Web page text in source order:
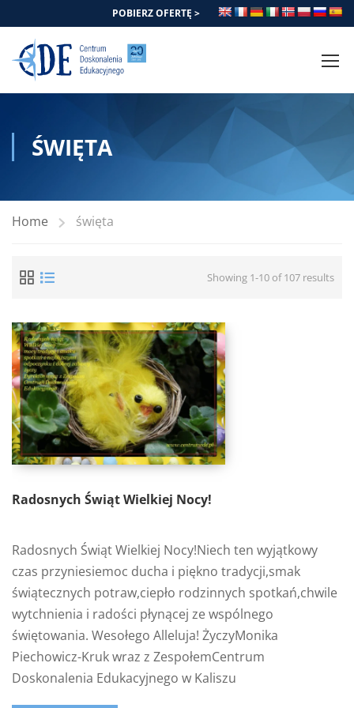
POBIERZ OFERTĘ >
ŚWIĘTA
Home święta
Showing 1-10 of 107 results
Radosnych Świąt Wielkiej Nocy!
Radosnych Świąt Wielkiej Nocy!Niech ten wyjątkowy
czas przyniesiemoc ducha i piękno tradycji,smak
świątecznych potraw,ciepło rodzinnych spotkań,chwile
wytchnienia i radości płynącej ze wspólnego
świętowania. Wesołego Alleluja! ŻyczyMonika
Piechowicz-Kruk wraz z ZespołemCentrum
Doskonalenia Edukacyjnego w Kaliszu